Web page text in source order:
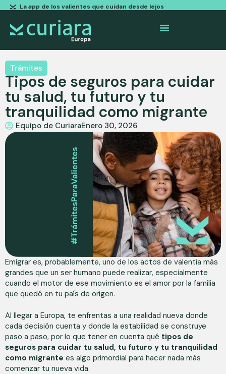
Laappde los valientes que cuidan desde lejos
Trámites
Tipos de seguros para cuidar
tu salud, tu futuro y tu
tranquilidad como migrante
Equipo de CuriaraEnero 30, 2026
Emigrar es, probablemente, uno de los actos de valentía más
grandes que un ser humano puede realizar, especialmente
cuando el motor de ese movimiento es el amor por la familia
que quedó en tu país de origen.
Al llegar a Europa, te enfrentas a una realidad nueva donde
cada decisión cuenta y donde la estabilidad se construye
paso a paso, por lo que tener en cuenta qué tipos de
seguros para cuidar tu salud, tu futuro y tu tranquilidad
como migrante es algo primordial para hacer nada más
comenzar tu nueva vida.